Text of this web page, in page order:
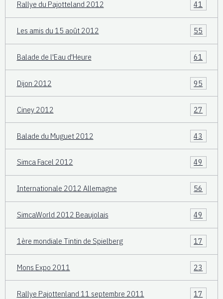
Rallye du Pajotteland 2012 41
Les amis du 15 août 2012 55
Balade de l'Eau d'Heure 61
Dijon 2012 95
Ciney 2012 27
Balade du Muguet 2012 43
Simca Facel 2012 49
Internationale 2012 Allemagne 56
SimcaWorld 2012 Beaujolais 49
1ère mondiale Tintin de Spielberg 17
Mons Expo 2011 23
Rallye Pajottenland 11 septembre 2011 17